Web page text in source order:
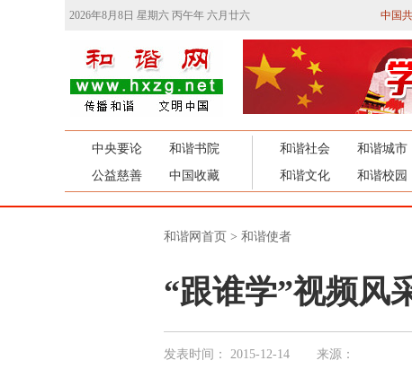
2026年8月8日 星期六 丙午年 六月廿六 中国
中央要论
和谐书院
公益慈善
中国收藏
和谐社会 和谐城市
和谐文化
和谐校园
和谐网首页 > 和谐使者
“跟谁学”视频风
发表时间： 2015-12-14 来源：